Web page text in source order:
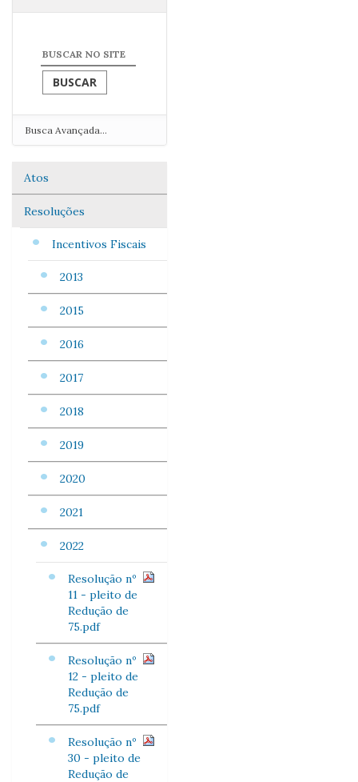
Busca Avançada…
Navegação
Atos
Resoluções
Incentivos Fiscais
2013
2015
2016
2017
2018
2019
2020
2021
2022
Resolução nº
11 - pleito de
Redução de
75.pdf
Resolução nº
12 - pleito de
Redução de
75.pdf
Resolução nº
30 - pleito de
Redução de